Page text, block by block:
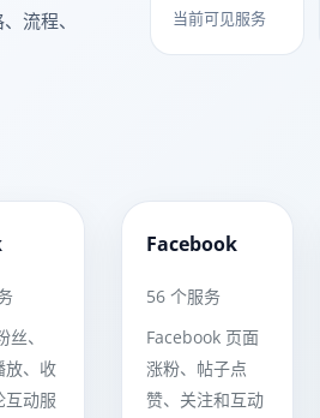
流程、
当前可见服务
、
放、收
互动服
Facebook
56 个服务
Facebook 页面
涨粉、帖子点
赞、关注和互动